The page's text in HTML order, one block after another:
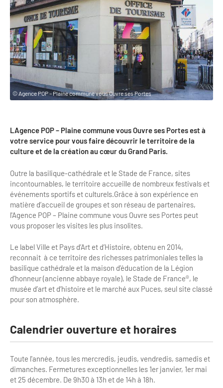
Clientèles lointaines
Clientèles spécifiques
Etudes et enquêtes
Etudes thématiques
Dispositifs d'enquêtes
Chiffres clés de la destination
La liste des OT d'Île-de-France
APIDAE
Offres d'emplois et de stages
Formations
Mode d'emploi formations
Formations OT
Ateliers
Matinales
Webinaires
E-learning
Améliorer l’expérience de vos visiteurs
Besoins et attentes des visiteurs
Améliorer la qualité
Accessibilité
Tourisme & Handicap
Restaurants impressionnistes
Hébergements impressionnistes
Offre culturelle impressionniste
Offre de la destination
Activités
Croisiéristes/Bateaux
Parcs d’attractions et animaliers
Cabarets et casino
Expériences et visites
Grands magasins et outlets
City Tours
Incentive et team building
Logistique
Guides et interprètes
Services, Wifi, cartes
Autocaristes/Transporteurs/transféristes
© Agence POP – Plaine commune vous Ouvre ses Portes
LAgence POP – Plaine commune vous Ouvre ses Portes est à
votre service pour vous faire découvrir le territoire de la
culture et de la création au cœur du Grand Paris.
Outre la basilique-cathédrale et le Stade de France, sites
incontournables, le territoire accueille de nombreux festivals et
événements sportifs et culturels.Grâce à son expérience en
matière d’accueil de groupes et son réseau de partenaires,
l'Agence POP – Plaine commune vous Ouvre ses Portes peut
vous proposer les visites les plus insolites.
Le label Ville et Pays d’Art et d’Histoire, obtenu en 2014,
reconnait à ce territoire des richesses patrimoniales telles la
basilique cathédrale et la maison d’éducation de la Légion
d’honneur (ancienne abbaye royale), le Stade de France®, le
musée d’art et d’histoire et le marché aux Puces, seul site classé
pour son atmosphère.
Calendrier ouverture et horaires
Toute l'année, tous les mercredis, jeudis, vendredis, samedis et
dimanches. Fermetures exceptionnelles les 1er janvier, 1er mai
et 25 décembre. De 9h30 à 13h et de 14h à 18h.